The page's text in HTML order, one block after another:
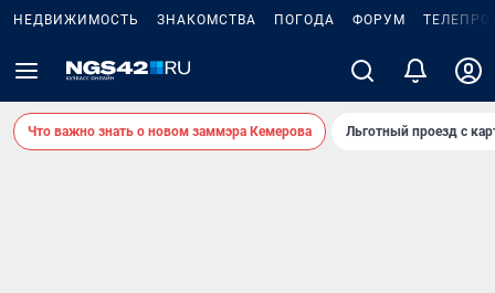
НЕДВИЖИМОСТЬ ЗНАКОМСТВА ПОГОДА ФОРУМ
Что важно знать о новом заммэра Кемерова Льготный проезд с